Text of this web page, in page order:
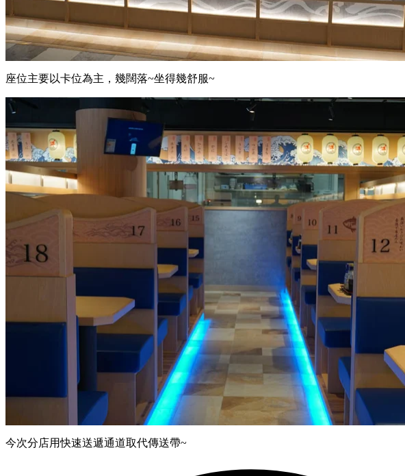
座位主要以卡位為主，幾闊落~坐得幾舒服~
今次分店用快速送遞通道取代傳送帶~